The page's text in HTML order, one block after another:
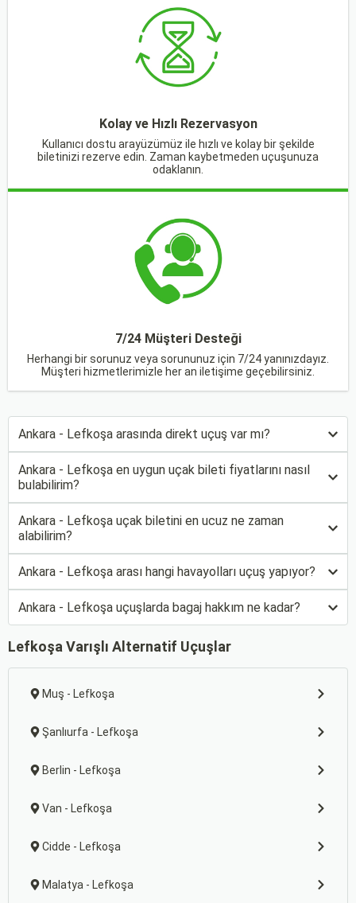
Kolay ve Hızlı Rezervasyon
Kullanıcı dostu arayüzümüz ile hızlı ve kolay bir şekilde
biletinizi rezerve edin. Zaman kaybetmeden uçuşunuza
odaklanın.
7/24 Müşteri Desteği
Herhangi bir sorunuz veya sorununuz için 7/24 yanınızdayız.
Müşteri hizmetlerimizle her an iletişime geçebilirsiniz.
Ankara - Lefkoşa arasında direkt uçuş var mı?
Ankara - Lefkoşa en uygun uçak bileti fiyatlarını nasıl
bulabilirim?
Ankara - Lefkoşa uçak biletini en ucuz ne zaman
alabilirim?
Ankara - Lefkoşa arası hangi havayolları uçuş yapıyor?
Ankara - Lefkoşa uçuşlarda bagaj hakkım ne kadar?
Lefkoşa Varışlı Alternatif Uçuşlar
Muş - Lefkoşa
Şanlıurfa - Lefkoşa
Berlin - Lefkoşa
Van - Lefkoşa
Cidde - Lefkoşa
Malatya - Lefkoşa